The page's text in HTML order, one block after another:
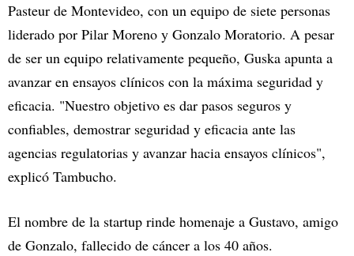
Pasteur de Montevideo, con un equipo de siete personas
liderado por Pilar Moreno y Gonzalo Moratorio. A pesar
de ser un equipo relativamente pequeño, Guska apunta a
avanzar en ensayos clínicos con la máxima seguridad y
eficacia. "Nuestro objetivo es dar pasos seguros y
confiables, demostrar seguridad y eficacia ante las
agencias regulatorias y avanzar hacia ensayos clínicos",
explicó Tambucho.
El nombre de la startup rinde homenaje a Gustavo, amigo
de Gonzalo, fallecido de cáncer a los 40 años.